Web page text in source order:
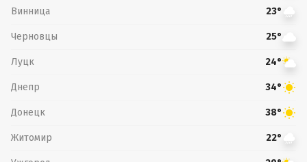
Винница 23°
Черновцы 25°
Луцк 24°
Днепр 34°
Донецк 38°
Житомир 22°